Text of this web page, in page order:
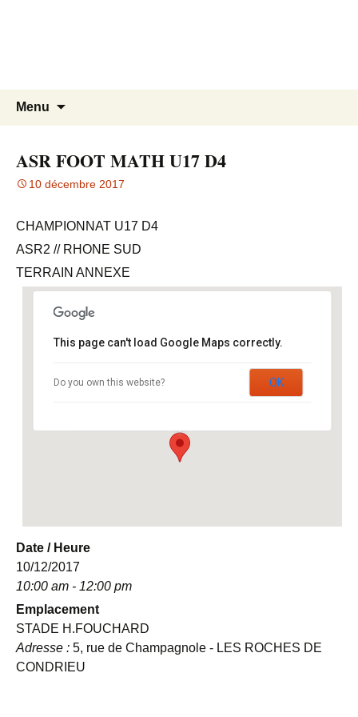
Menu
ASR FOOT MATH U17 D4
10 décembre 2017
CHAMPIONNAT U17 D4
ASR2 // RHONE SUD
TERRAIN ANNEXE
STADE H.FOUCHARD
5, rue de Champagnole - LES ROCHES DE
This page can't load Google Maps correctly.
Do you own this website? OK
Date / Heure
10/12/2017
10:00 am - 12:00 pm
Emplacement
STADE H.FOUCHARD
Adresse : 5, rue de Champagnole - LES ROCHES DE
CONDRIEU